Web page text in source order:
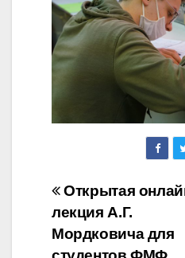
по
Открытая
лекция А.Г.
Мордковича для